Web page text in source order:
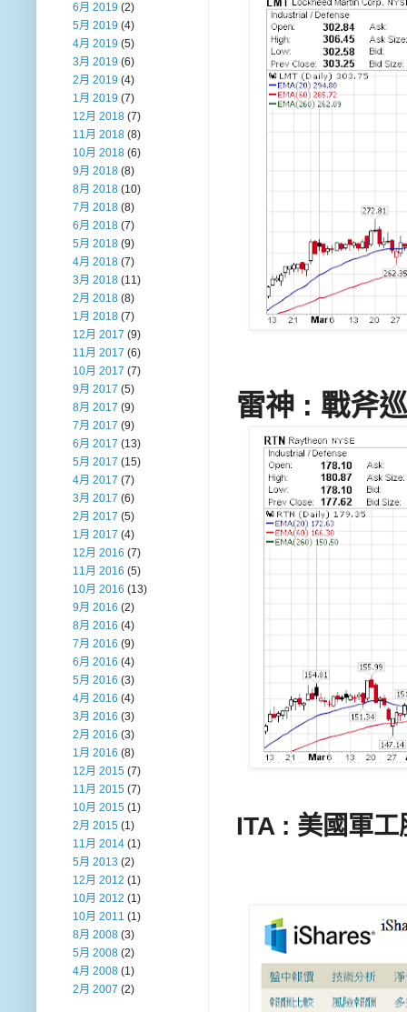
雷神 : 戰斧
ITA : 美國軍工
6月 2019 (2)
5月 2019 (4)
4月 2019 (5)
3月 2019 (6)
2月 2019 (4)
1月 2019 (7)
12月 2018 (7)
11月 2018 (8)
10月 2018 (6)
9月 2018 (8)
8月 2018 (10)
7月 2018 (8)
6月 2018 (7)
5月 2018 (9)
4月 2018 (7)
3月 2018 (11)
2月 2018 (8)
1月 2018 (7)
12月 2017 (9)
11月 2017 (6)
10月 2017 (7)
9月 2017 (5)
8月 2017 (9)
7月 2017 (9)
6月 2017 (13)
5月 2017 (15)
4月 2017 (7)
3月 2017 (6)
2月 2017 (5)
1月 2017 (4)
12月 2016 (7)
11月 2016 (5)
10月 2016 (13)
9月 2016 (2)
8月 2016 (4)
7月 2016 (9)
6月 2016 (4)
5月 2016 (3)
4月 2016 (4)
3月 2016 (3)
2月 2016 (3)
1月 2016 (8)
12月 2015 (7)
11月 2015 (7)
10月 2015 (1)
2月 2015 (1)
11月 2014 (1)
5月 2013 (2)
12月 2012 (1)
10月 2012 (1)
10月 2011 (1)
8月 2008 (3)
5月 2008 (2)
4月 2008 (1)
2月 2007 (2)